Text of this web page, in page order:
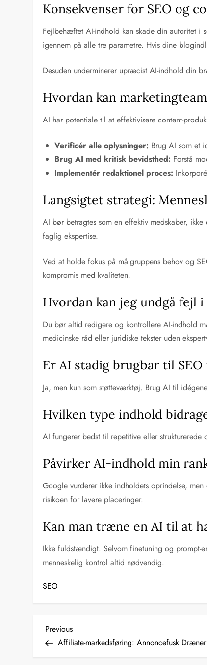
Konsekvenser for SEO og
Fejlbehæftet AI-indhold kan skade din autoritet
igennem på alle tre parametre. Hvis dine
Desuden underminerer upræcist AI-indhold din
Hvordan kan
AI har potentiale til at effektivisere content-
Verificér alle oplysninger: Brug AI som et
Brug AI med kritisk bevidsthed: Forstå
Implementér redaktionel proces:
Langsigtet strategi:
AI bør betragtes som en effektiv medskaber,
faglig ekspertise.
Ved at holde fokus på målgruppens behov og
kompromis med kvaliteten.
Hvordan kan jeg undgå fejl
Du bør altid redigere og kontrollere AI-indhold
medicinske råd eller juridiske tekster uden
Er AI stadig brugbar til
Ja, men kun som støtteværktøj. Brug AI til
Hvilken type indhold
AI fungerer bedst til repetitive eller
Påvirker AI-indhold min
Google vurderer ikke indholdets oprindelse,
risikoen for lavere placeringer.
Kan man træne en AI til at
Ikke fuldstændigt. Selvom finetuning og prompt-
menneskelig kontrol altid nødvendig.
SEO
I
n
Previous
Post
Previous
Affiliate-markedsføring: Annoncefusk